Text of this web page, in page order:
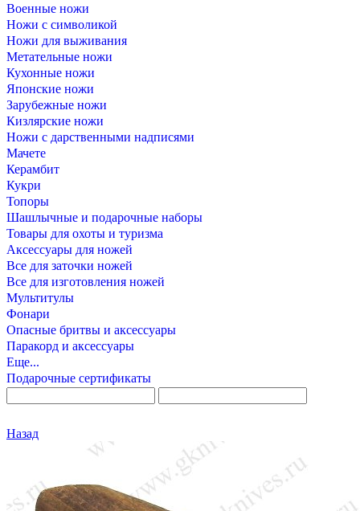
Военные ножи
Ножи с символикой
Ножи для выживания
Метательные ножи
Кухонные ножи
Японские ножи
Зарубежные ножи
Кизлярские ножи
Ножи с дарственными надписями
Мачете
Керамбит
Кукри
Топоры
Шашлычные и подарочные наборы
Товары для охоты и туризма
Аксессуары для ножей
Все для заточки ножей
Все для изготовления ножей
Мультитулы
Фонари
Опасные бритвы и аксессуары
Паракорд и аксессуары
Еще...
Подарочные сертификаты
Назад